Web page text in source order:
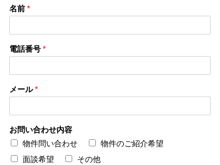
名前 *
電話番号 *
メール*
お問い合わせ内容
物件問い合わせ
物件のご紹介希望
面談希望
その他